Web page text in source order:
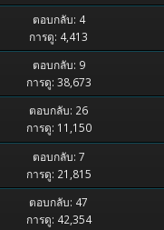
ตอบกลับ: 4
การดู: 4,413
ตอบกลับ: 9
การดู: 38,673
ตอบกลับ: 26
การดู: 11,150
ตอบกลับ: 7
การดู: 21,815
ตอบกลับ: 47
การดู: 42,354